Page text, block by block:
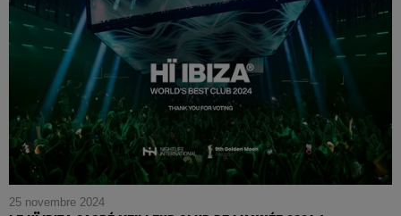
25 novembre 2024